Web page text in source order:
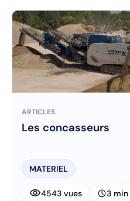
ARTICLES
Les concasseurs
MATERIEL
visibility4543 vues schedule3 min